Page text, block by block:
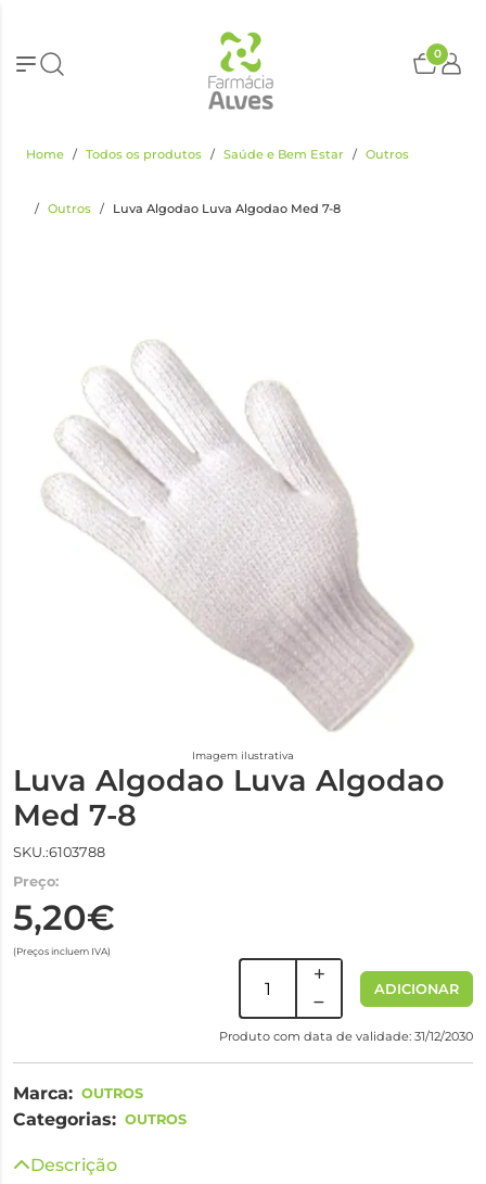
0
Home Todos os produtos Saúde e Bem Estar Outros
Outros Luva Algodao Luva Algodao Med 7-8
Imagem ilustrativa
Luva Algodao Luva Algodao
Med 7-8
SKU.:6103788
Preço:
5,20€
(Preços incluem IVA)
ADICIONAR
Produto com data de validade: 31/12/2030
Marca: OUTROS
Categorias: OUTROS
Descrição